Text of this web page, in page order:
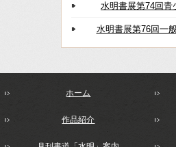
水明書展第74回青
水明書展第76回一
ホーム
作品紹介